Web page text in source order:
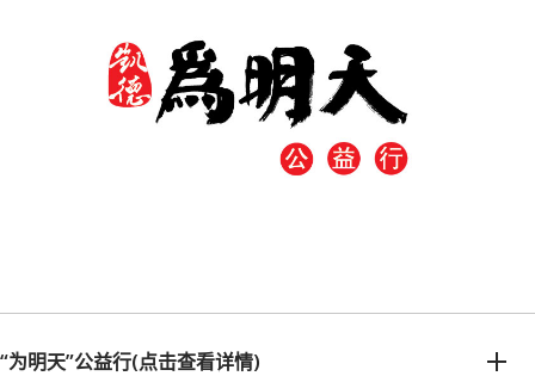
“为明天”公益行(点击查看详情)